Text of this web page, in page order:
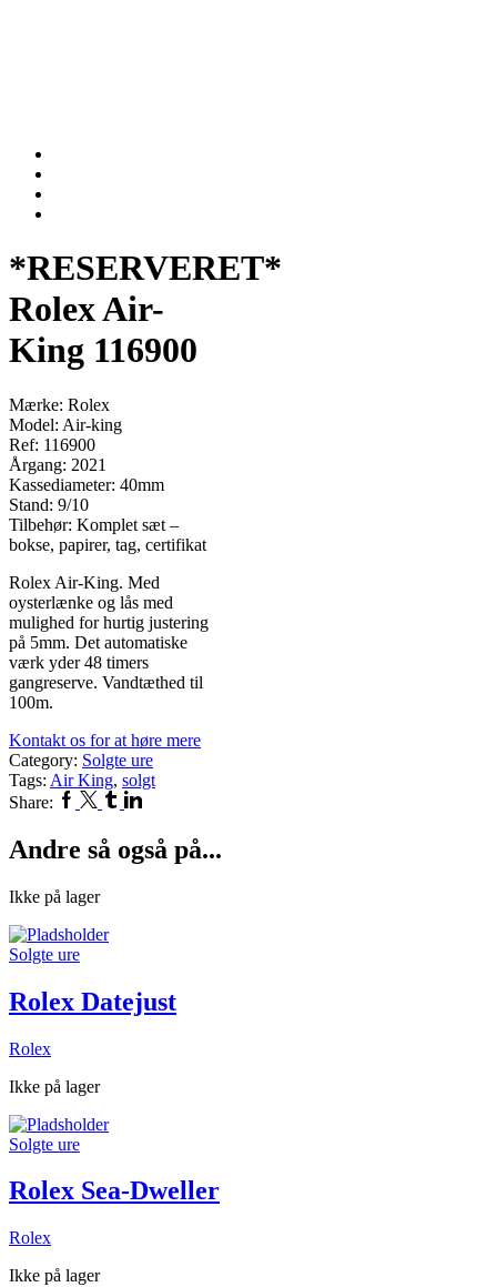
*RESERVERET*
Rolex Air-
King 116900
Mærke: Rolex
Model: Air-king
Ref: 116900
Årgang: 2021
Kassediameter: 40mm
Stand: 9/10
Tilbehør: Komplet sæt –
bokse, papirer, tag, certifikat
Rolex Air-King. Med
oysterlænke og lås med
mulighed for hurtig justering
på 5mm. Det automatiske
værk yder 48 timers
gangreserve. Vandtæthed til
100m.
Kontakt os for at høre mere
Category: Solgte ure
Tags: Air King, solgt
Share: Facebook
Twitter
TumblrLinkedin
Andre så også på...
Ikke på lager
Solgte ure
Rolex Datejust
Rolex
Ikke på lager
Solgte ure
Rolex Sea-Dweller
Rolex
Ikke på lager